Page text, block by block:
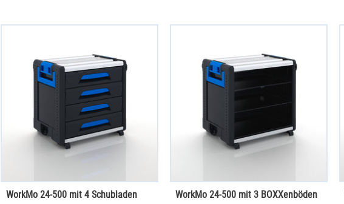
WorkMo 24-500 mit 4 Schubladen
WorkMo 24-500 mit 3 BOXXenböden